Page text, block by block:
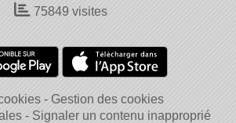
75849 visites
Gestion des cookies
Signaler un contenu inapproprié